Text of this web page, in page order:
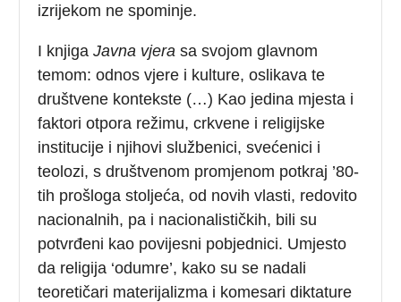
izrijekom ne spominje.
I knjigaJavna vjera sa svojom glavnom
temom: odnos vjere i kulture, oslikava te
društvene kontekste (…) Kao jedina mjesta i
faktori otpora režimu, crkvene i religijske
institucije i njihovi službenici, svećenici i
teolozi, s društvenom promjenom potkraj ’80-
tih prošloga stoljeća, od novih vlasti, redovito
nacionalnih, pa i nacionalističkih, bili su
potvrđeni kao povijesni pobjednici. Umjesto
da religija ‘odumre’, kako su se nadali
teoretičari materijalizma i komesari diktature